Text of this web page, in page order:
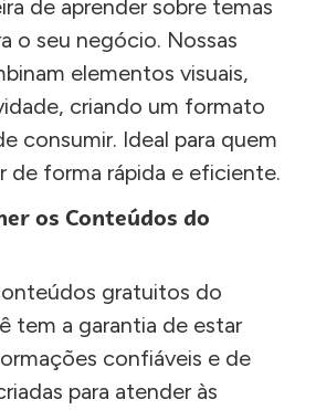
de aprender sobre temas
o seu negócio. Nossas
elementos visuais,
criando um formato
consumir. Ideal para quem
de forma rápida e eficiente.
os Conteúdos do
gratuitos do
tem a garantia de estar
confiáveis e de
para atender às